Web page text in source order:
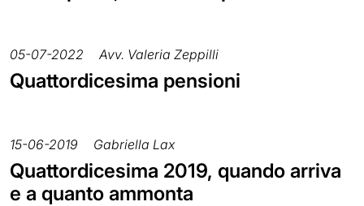
05-07-2022 Avv. Valeria Zeppilli
Quattordicesima pensioni
15-06-2019 Gabriella Lax
Quattordicesima 2019, quando arriva
e a quanto ammonta